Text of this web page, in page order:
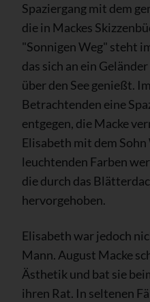
Spaziergang mit dem
die in Mackes
"Sonnigen Weg" steht
das sich an ein
über den See genießt.
Betrachtenden eine
entgegen, die Macke
Elisabeth mit dem
leuchtenden Farben
die durch das
hervorgehoben.
Elisabeth war jedoch
Mann. August Macke
Ästhetik und bat sie
ihren Rat. In seltenen